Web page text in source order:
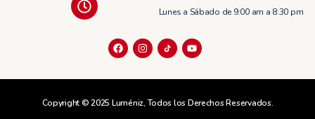
Lunes a Sábado de 9:00 am a 8:30 pm
Copyright © 2025 Luméniz, Todos los Derechos Reservados.